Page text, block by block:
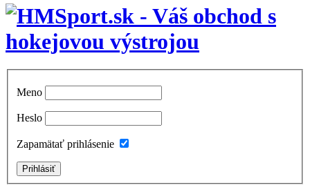
Meno
Heslo
Zapamätať prihlásenie